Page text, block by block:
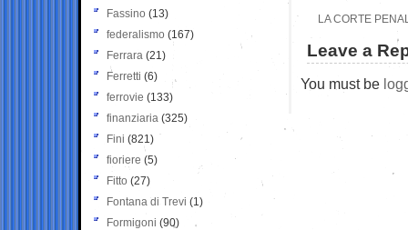
LA CORTE
Leave a
You must be
Fassino (13)
federalismo (167)
Ferrara (21)
Ferretti (6)
ferrovie (133)
finanziaria (325)
Fini (821)
fioriere (5)
Fitto (27)
Fontana di Trevi (1)
Formigoni (90)